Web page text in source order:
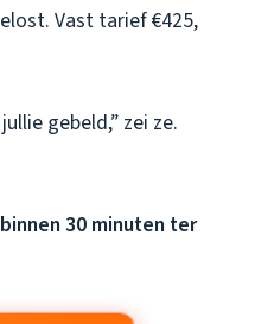
Vast tarief €425,
gebeld,” zei ze.
30 minuten ter